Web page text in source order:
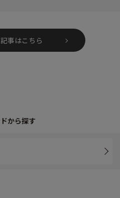
事はこちら
から探す